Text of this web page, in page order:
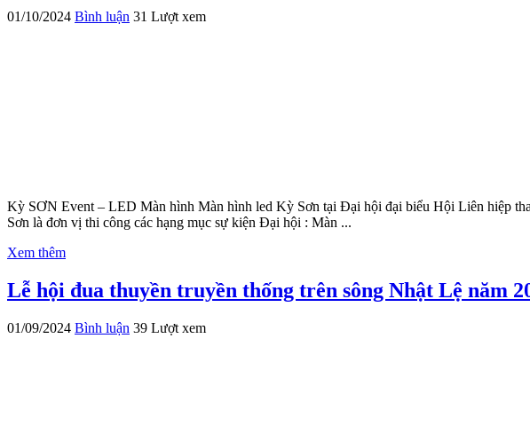
01/10/2024 Bình luận 31 Lượt xem
Kỳ SƠN Event – LED Màn hình Màn hình led Kỳ Sơn tại Đại hội đại biểu Hội Liên hiệp
Sơn là đơn vị thi công các hạng mục sự kiện Đại hội : Màn ...
Xem thêm
Lễ hội đua thuyền truyền thống trên sông Nhật Lệ năm
01/09/2024 Bình luận 39 Lượt xem